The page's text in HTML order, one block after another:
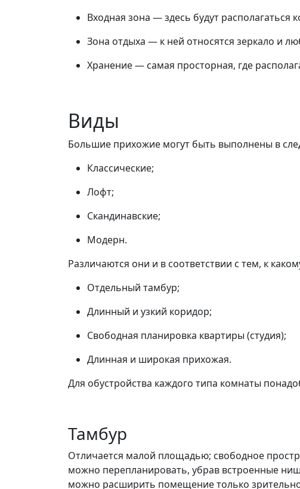
Входная зона — здесь будут располагаться
Зона отдыха — к ней относятся зеркало и
Хранение — самая просторная, где
Виды
Большие прихожие могут быть выполнены в
Классические;
Лофт;
Скандинавские;
Модерн.
Различаются они и в соответствии с тем, к
Отдельный тамбур;
Длинный и узкий коридор;
Свободная планировка квартиры (студия);
Длинная и широкая прихожая.
Для обустройства каждого типа комнаты
Тамбур
Отличается малой площадью; свободное
можно перепланировать, убрав встроенные
можно расширить помещение только